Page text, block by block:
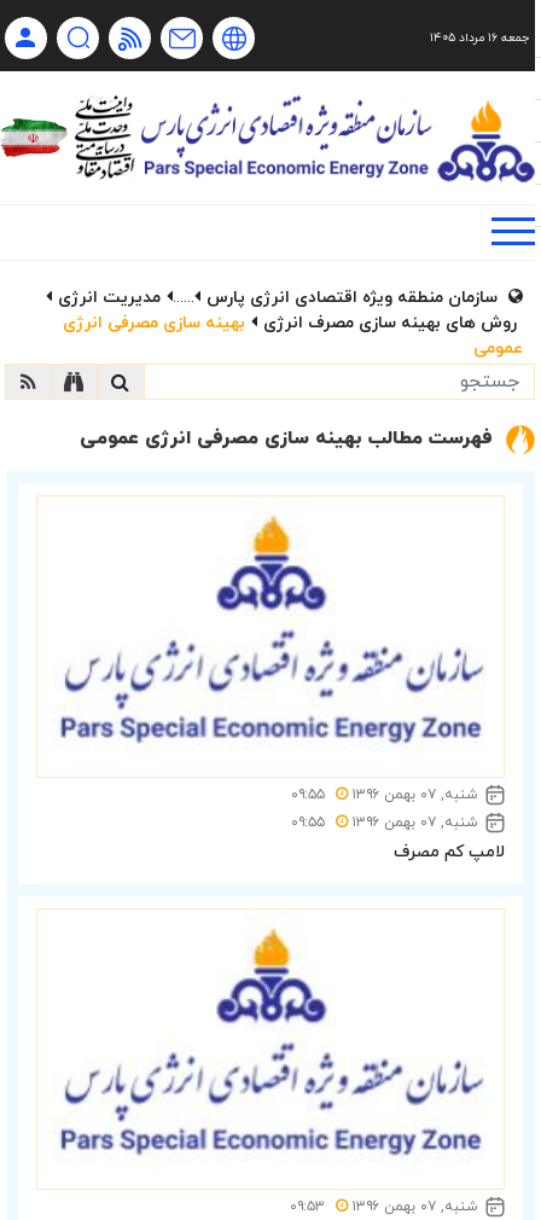
فا Ru Ch
جمعه ۱۶ مرداد ۱۴۰۵
سازمان منطقه ویژه اقتصادی انرژی پارس ......
مدیریت انرژی
روش های بهینه سازی مصرف انرژی
بهینه سازی مصرفی انرژی
عمومی
فهرست مطالب بهینه سازی مصرفی انرژی عمومی
شنبه, ۰۷ بهمن ۱۳۹۶
۰۹:۵۵
شنبه, ۰۷ بهمن ۱۳۹۶
۰۹:۵۵
لامپ کم مصرف
شنبه, ۰۷ بهمن ۱۳۹۶
۰۹:۵۳